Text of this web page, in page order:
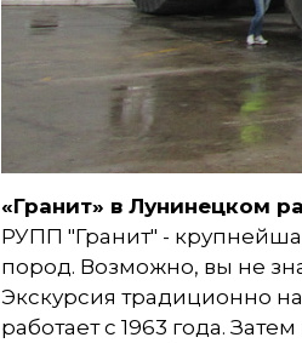
«Гранит» в Лунинецком
РУПП "Гранит" -
пород. Возможно, вы не
Экскурсия традиционно
работает с 1963 года.